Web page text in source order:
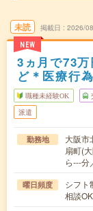
未読
NEW
掲載日 2026/
3ヵ月で73
ど＊医療行
職種未経験OK
派遣
勤務地
大阪市
扇町(
ら---分
曜日頻度
シフト
相談OK